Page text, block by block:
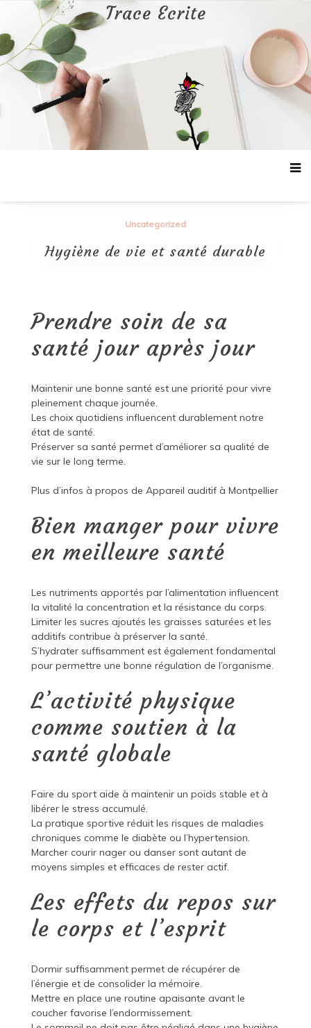
contenu
Trace Ecrite
Uncategorized
Hygiène de vie et santé durable
Prendre soin de sa
santé jour après jour
Maintenir une bonne santé est une priorité pour vivre
pleinement chaque journée.
Les choix quotidiens influencent durablement notre
état de santé.
Préserver sa santé permet d’améliorer sa qualité de
vie sur le long terme.
Plus d’infos à propos de Appareil auditif à Montpellier
Bien manger pour vivre
en meilleure santé
Les nutriments apportés par l’alimentation influencent
la vitalité la concentration et la résistance du corps.
Limiter les sucres ajoutés les graisses saturées et les
additifs contribue à préserver la santé.
S’hydrater suffisamment est également fondamental
pour permettre une bonne régulation de l’organisme.
L’activité physique
comme soutien à la
santé globale
Faire du sport aide à maintenir un poids stable et à
libérer le stress accumulé.
La pratique sportive réduit les risques de maladies
chroniques comme le diabète ou l’hypertension.
Marcher courir nager ou danser sont autant de
moyens simples et efficaces de rester actif.
Les effets du repos sur
le corps et l’esprit
Dormir suffisamment permet de récupérer de
l’énergie et de consolider la mémoire.
Mettre en place une routine apaisante avant le
coucher favorise l’endormissement.